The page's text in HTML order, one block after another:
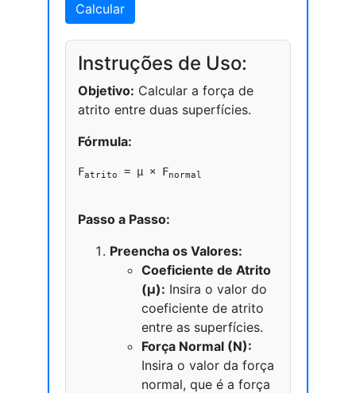
Calcular
Instruções de Uso:
Objetivo: Calcular a força de
atrito entre duas superfícies.
Fórmula:
Fatrito = μ × Fnormal
Passo a Passo:
Preencha os Valores:
Coeficiente de Atrito
(μ): Insira o valor do
coeficiente de atrito
entre as superfícies.
Força Normal (N):
Insira o valor da força
normal, que é a força